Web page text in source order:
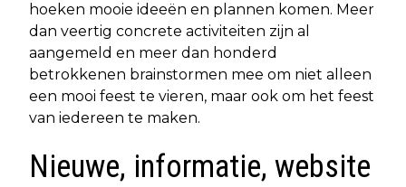
hoeken mooie ideeën en plannen komen. Meer
dan veertig concrete activiteiten zijn al
aangemeld en meer dan honderd
betrokkenen brainstormen mee om niet alleen
een mooi feest te vieren, maar ook om het feest
van iedereen te maken.
Nieuwe, informatie, website